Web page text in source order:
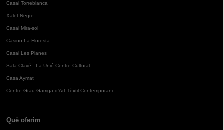
Casal Torreblanca
Xalet Negre
Casal Mira-sol
Casino La Floresta
Casal Les Planes
Sala Clavé - La Unió Centre Cultural
Casa Aymat
Centre Grau-Garriga d'Art Tèxtil Contemporani
Què oferim